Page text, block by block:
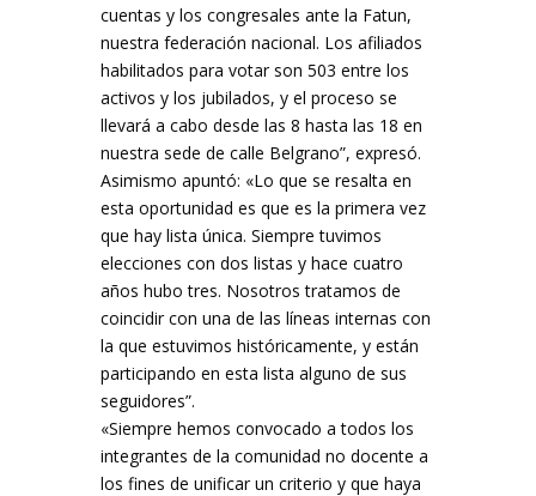
cuentas y los congresales ante la Fatun,
nuestra federación nacional. Los afiliados
habilitados para votar son 503 entre los
activos y los jubilados, y el proceso se
llevará a cabo desde las 8 hasta las 18 en
nuestra sede de calle Belgrano”, expresó.
Asimismo apuntó: «Lo que se resalta en
esta oportunidad es que es la primera vez
que hay lista única. Siempre tuvimos
elecciones con dos listas y hace cuatro
años hubo tres. Nosotros tratamos de
coincidir con una de las líneas internas con
la que estuvimos históricamente, y están
participando en esta lista alguno de sus
seguidores”.
«Siempre hemos convocado a todos los
integrantes de la comunidad no docente a
los fines de unificar un criterio y que haya